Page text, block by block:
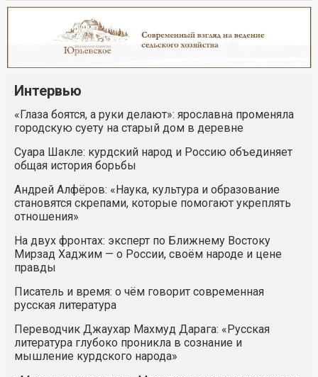
Интервью
«Глаза боятся, а руки делают»: ярославна променяла
городскую суету на старый дом в деревне
Суара Шакле: курдский народ и Россию объединяет
общая история борьбы
Андрей Алфёров: «Наука, культура и образование
становятся скрепами, которые помогают укреплять
отношения»
На двух фронтах: эксперт по Ближнему Востоку
Мирзад Хаджим — о России, своём народе и цене
правды
Писатель и время: о чём говорит современная
русская литература
Переводчик Джаухар Махмуд Дарага: «Русская
литература глубоко проникла в сознание и
мышление курдского народа»